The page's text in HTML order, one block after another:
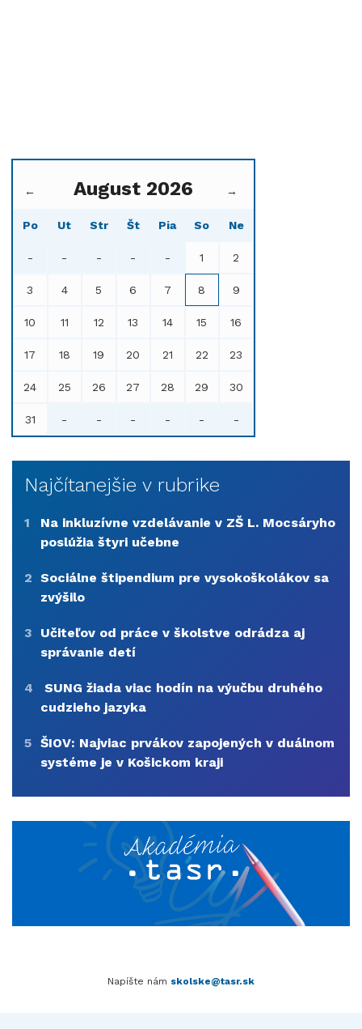
← August 2026 →
Po Ut Str Št Pia So Ne
- - - - - 1 2
3 4 5 6 7 8 9
10 11 12 13 14 15 16
17 18 19 20 21 22 23
24 25 26 27 28 29 30
31 - - - - - -
Najčítanejšie v rubrike
1
Na inkluzívne vzdelávanie v ZŠ L. Mocsáryho
poslúžia štyri učebne
2 Sociálne štipendium pre vysokoškolákov sa
zvýšilo
3
Učiteľov od práce v školstve odrádza aj
správanie detí
4
SUNG žiada viac hodín na výučbu druhého
cudzieho jazyka
5 ŠIOV: Najviac prvákov zapojených v duálnom
systéme je v Košickom kraji
Napíšte nám skolske@tasr.sk